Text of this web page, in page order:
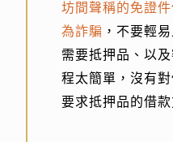
坊間聲稱的免證
為詐騙 ，不要輕
需要抵押品、以
程太簡單，沒有
要求抵押品的借